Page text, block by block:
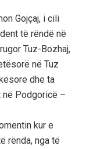
Gojçaj, i cili
të rëndë në
Tuz-Bozhaj,
në Tuz
dhe ta
në Podgoricë –
kur e
rënda, nga të